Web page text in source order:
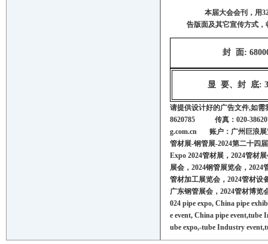
本届大会会刊，用
告版面及其它宣传方式
封 面:
显 要、封 底:
请提供设计好的广告文件,如需
8620785 传真： 020-
g.com.cn
账户：广州巨浪
管材展-钢管展-2024第二十四届
Expo 2024管材展， 2024管材
展会， 2024钢管展览会， 2024
管材加工展览会， 2024管材设
广东钢管展会， 2024管材博览
024 pipe expo, China pipe
e event, China pipe event,tube
ube expo,-tube Industry event,